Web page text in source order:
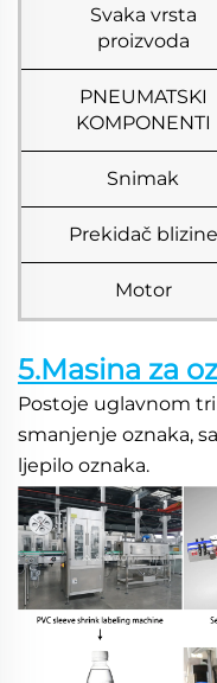
Svaka vrsta
proizvoda
PNEUMATSKI
KOMPONENTI
Snimak
Prekidač blizine
Motor
5.Masina za
Postoje uglavnom tri
smanjenje oznaka,
ljepilo oznaka.